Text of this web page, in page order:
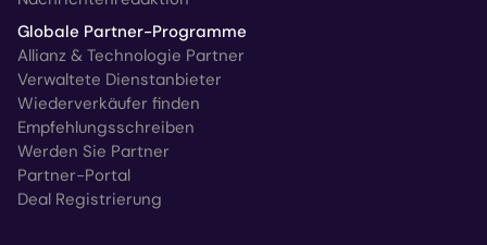
Globale Partner-Programme
Allianz & Technologie Partner
Verwaltete Dienstanbieter
Wiederverkäufer finden
Empfehlungsschreiben
Werden Sie Partner
Partner-Portal
Deal Registrierung